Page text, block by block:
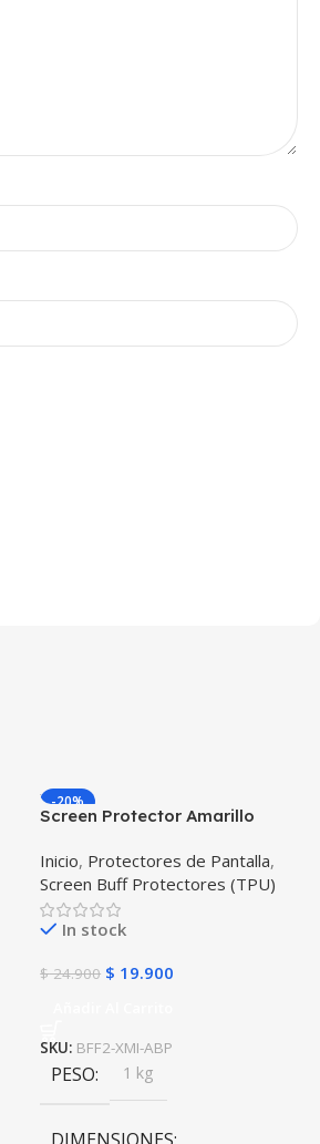
-20%
Screen Protector Amarillo
Amazfit Bit X2 Unidades
Inicio, Protectores de Pantalla,
Screen Buff Protectores (TPU)
In stock
$24.900 $ 19.900
SKU: BFF2-XMI-ABP
PESO 1 kg